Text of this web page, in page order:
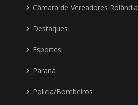
Câmara de Vereadores Rolândia
Destaques
Esportes
Paraná
Policia/Bombeiros